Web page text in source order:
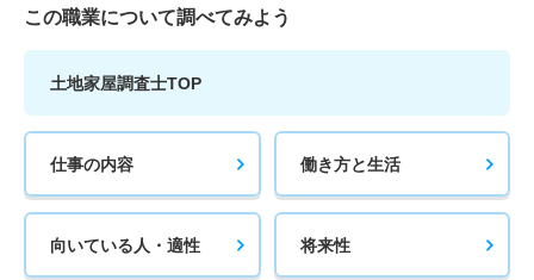
この職業について調べてみよう
土地家屋調査士TOP
仕事の内容 働き方と生活
向いている人・適性 将来性